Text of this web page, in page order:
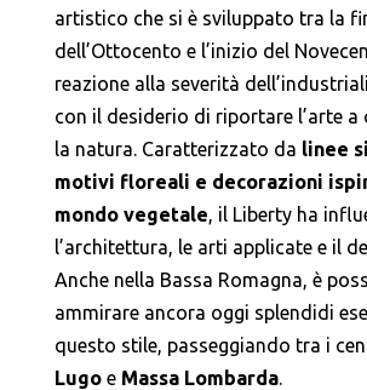
artistico che si è sviluppato tra la
dell’Ottocento e l’inizio del
reazione alla severità
con il desiderio di riportare l’arte
la natura. Caratterizzato da linee
motivi floreali e decorazioni
mondo vegetale, il Liberty ha
l’architettura, le arti applicate e il
Anche nella Bassa Romagna, è
ammirare ancora oggi splendidi
questo stile, passeggiando tra i
Lugoe Massa Lombarda.